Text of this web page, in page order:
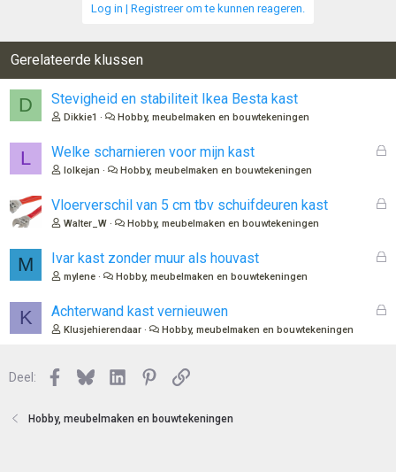
Log in | Registreer om te kunnen reageren.
Gerelateerde klussen
D Stevigheid en stabiliteit Ikea Besta kast
Dikkie1 Hobby, meubelmaken en bouwtekeningen
L
G
l
n
Welke scharnieren voor mijn kast
lolkejan Hobby, meubelmaken en bouwtekeningen
G
l
n
Vloerverschil van 5 cm tbv schuifdeuren kast
Walter_W Hobby, meubelmaken en bouwtekeningen
M
G
l
Ivar kast zonder muur als houvast
mylene Hobby, meubelmaken en bouwtekeningen
K
G
Achterwand kast vernieuwen
Klusjehierendaar Hobby, meubelmaken en bouwtekeningen
Deel: Facebook
BlueskyLinkedInPinterest
Link
Hobby, meubelmaken en bouwtekeningen